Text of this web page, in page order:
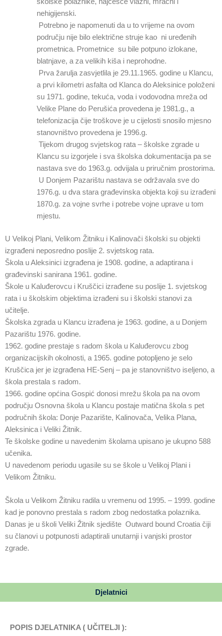
nehigijenski.
Potrebno je napomenuti da u to vrijeme na ovom
području nije bilo električne struje kao ni uređenih
prometnica. Prometnice su bile potpuno izlokane,
blatnjave, a za velikih kiša i neprohodne.
Prva žarulja zasvjetlila je 29.11.1965. godine u Klancu,
a prvi kilometri asfalta od Klanca do Aleksinice položeni
su 1971. godine, tekuća, voda i vodovodna mreža od
Velike Plane do Perušića provedena je 1981.g., a
telefonizacija čije troškove je u cijelosti snosilo mjesno
stanovništvo provedena je 1996.g.
Tijekom drugog svjetskog rata – školske zgrade u
Klancu su izgorjele i sva školska dokumentacija pa se
nastava sve do 1963.g. odvijala u priručnim prostorima.
U Donjem Pazarištu nastava se održavala sve do
1976.g. u dva stara građevinska objekta koji su izrađeni
1870.g. za vojne svrhe i potrebe vojne uprave u tom
mjestu.
U Velikoj Plani, Velikom Žitniku i Kalinovači školski su objekti
izgrađeni neposredno poslije 2. svjetskog rata.
Škola u Aleksinici izgrađena je 1908. godine, a adaptirana i
građevinski sanirana 1961. godine.
Škole u Kaluđerovcu i Kruščici izrađene su poslije 1. svjetskog
rata i u školskim objektima izrađeni su i školski stanovi za
učitelje.
Školska zgrada u Klancu izrađena je 1963. godine, a u Donjem
Pazarištu 1976. godine.
1962. godine prestaje s radom škola u Kaluđerovcu zbog
organizacijskih okolnosti, a 1965. godine potopljeno je selo
Kruščica jer je izgrađena HE-Senj – pa je stanovništvo iseljeno, a
škola prestala s radom.
1966. godine općina Gospić donosi mrežu škola pa na ovom
području Osnovna škola u Klancu postaje matična škola s pet
područnih škola: Donje Pazarište, Kalinovača, Velika Plana,
Aleksinica i Veliki Žitnik.
Te školske godine u navedenim školama upisano je ukupno 588
učenika.
U navedenom periodu ugasile su se škole u Velikoj Plani i
Velikom Žitniku.
Škola u Velikom Žitniku radila u vremenu od 1995. – 1999. godine
kad je ponovno prestala s radom zbog nedostatka polaznika.
Danas je u školi Veliki Žitnik sjedište Outward bound Croatia čiji
su članovi u potpunosti adaptirali unutarnji i vanjski prostor
zgrade.
Djelatnici
POPIS DJELATNIKA ( UČITELJI ):